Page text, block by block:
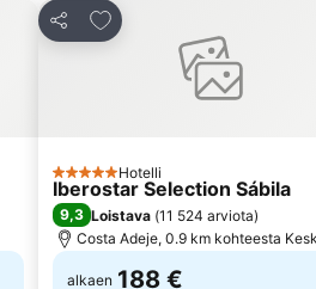
Jaa
Lisää suosikkeihin
5 Tähtiluokitus
Hotelli
Iberostar Selection Sábila
9,3 Loistava (11 524 arviota)
Costa Adeje, 0.9 km kohteesta
alkaen 188 €